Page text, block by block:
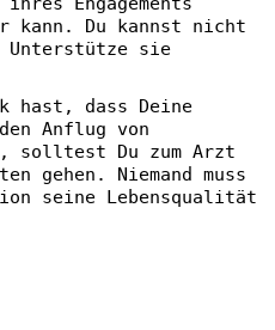
Du kannst nicht
Unterstütze sie
hast, dass Deine
Anflug von
solltest Du zum Arzt
gehen. Niemand muss
seine Lebensqualität